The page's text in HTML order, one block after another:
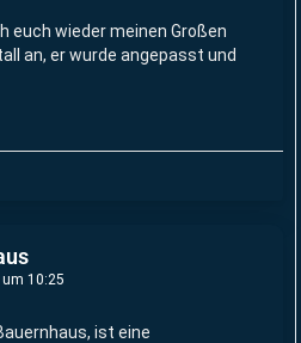
euch wieder meinen Großen
an, er wurde angepasst und
um 10:25
ist eine